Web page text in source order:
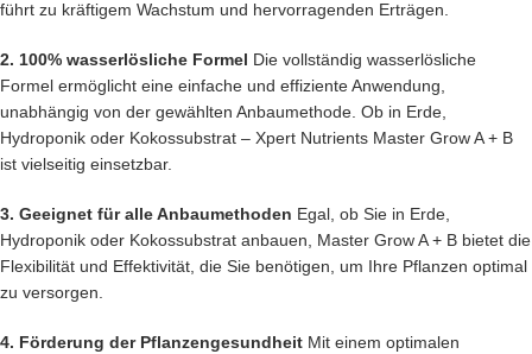
führt zu kräftigem Wachstum und hervorragenden Erträgen.
2. 100% wasserlösliche Formel Die vollständig wasserlösliche
Formel ermöglicht eine einfache und effiziente Anwendung,
unabhängig von der gewählten Anbaumethode. Ob in Erde,
Hydroponik oder Kokossubstrat – Xpert Nutrients Master Grow A + B
ist vielseitig einsetzbar.
3. Geeignet für alle Anbaumethoden Egal, ob Sie in Erde,
Hydroponik oder Kokossubstrat anbauen, Master Grow A + B bietet die
Flexibilität und Effektivität, die Sie benötigen, um Ihre Pflanzen optimal
zu versorgen.
4. Förderung der Pflanzengesundheit Mit einem optimalen